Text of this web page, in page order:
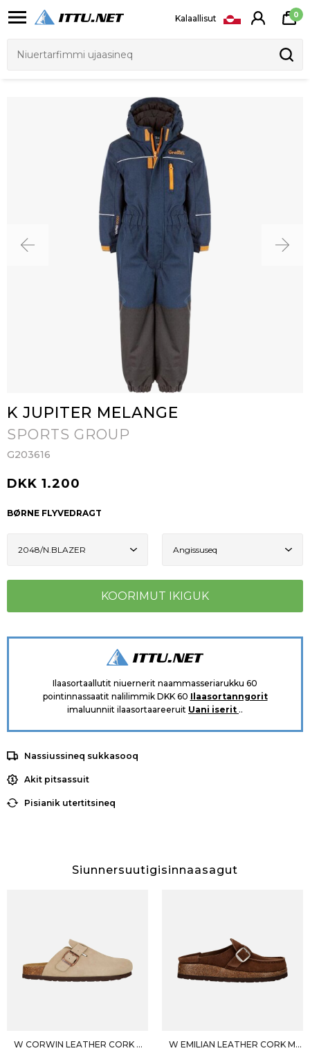
Kalaallisut 0
K JUPITER MELANGE
SPORTS GROUP
G203616
DKK 1.200
BØRNE FLYVEDRAGT
Ilaasortaallutit niuernerit naammasseriarukku 60
pointinnassaatit nalilimmik DKK 60 Ilaasortanngorit
imaluunniit ilaasortaareeruit Uani iserit ..
Nassiussineq sukkasooq
Akit pitsassuit
Pisianik utertitsineq
Siunnersuutigisinnaasagut
W CORWIN LEATHER CORK CLOG
W EMILIAN LEATHER CORK MOC